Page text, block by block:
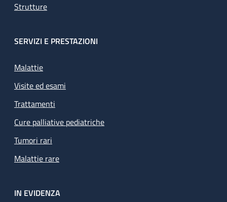
Strutture
SERVIZI E PRESTAZIONI
Malattie
Visite ed esami
Trattamenti
Cure palliative pediatriche
Tumori rari
Malattie rare
IN EVIDENZA